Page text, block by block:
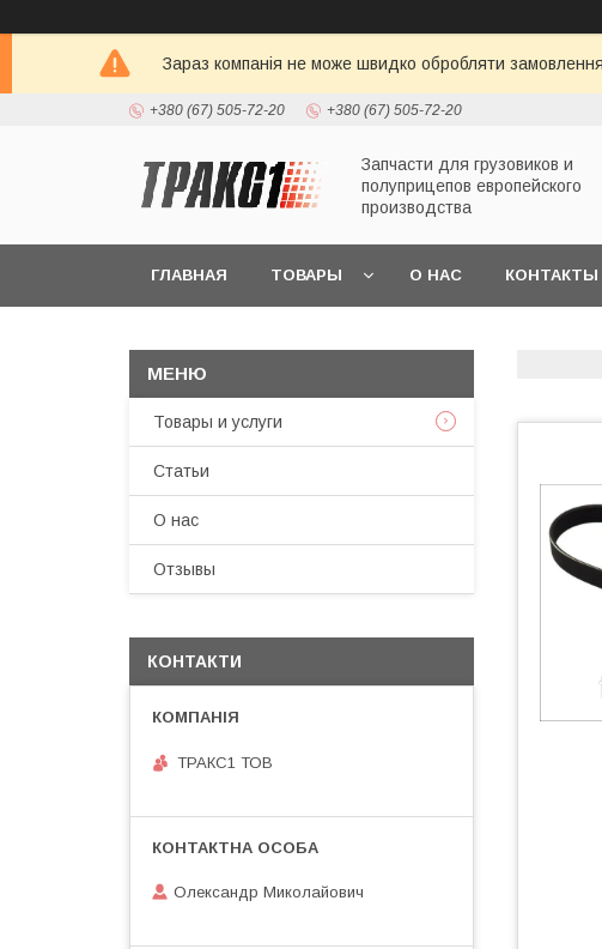
Зараз компанія не може швидко обробляти
+380 (67) 505-72-20 +380 (67) 505-72-20
Запчасти для грузовиков и
полуприцепов европейского
производства
ГЛАВНАЯ ТОВАРЫ О НАС КОНТАКТЫ
Товары и услуги
Статьи
О нас
Отзывы
КОНТАКТИ
ТРАКС1 ТОВ
Олександр Миколайович